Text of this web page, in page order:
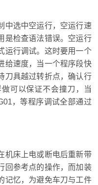
选中空运行，空运行速
是检查语法错误。空运行
运行调试。这时要用一个
给速度，当一个程序段快
刀具越过转折点，确认行
可以保证不会撞刀，当
，等程序调试全部通过
床上电或断电后重新带
回参考点的操作，而加装
记忆，为避免车刀与工件